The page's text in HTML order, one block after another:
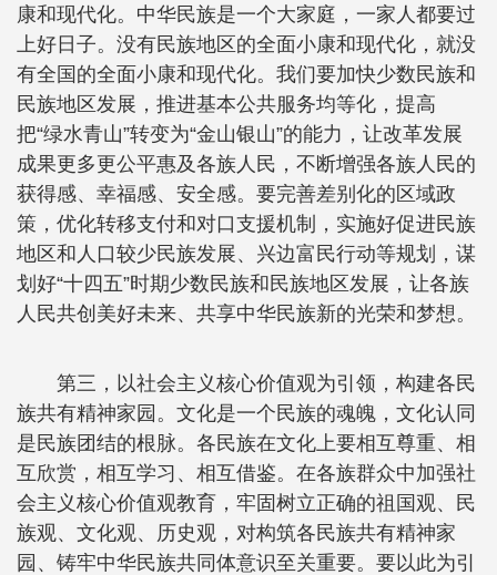
康和现代化。中华民族是一个大家庭，一家人都要过
上好日子。没有民族地区的全面小康和现代化，就没
有全国的全面小康和现代化。我们要加快少数民族和
民族地区发展，推进基本公共服务均等化，提高
把“绿水青山”转变为“金山银山”的能力，让改革发展
成果更多更公平惠及各族人民，不断增强各族人民的
获得感、幸福感、安全感。要完善差别化的区域政
策，优化转移支付和对口支援机制，实施好促进民族
地区和人口较少民族发展、兴边富民行动等规划，谋
划好“十四五”时期少数民族和民族地区发展，让各族
人民共创美好未来、共享中华民族新的光荣和梦想。
第三，以社会主义核心价值观为引领，构建各民
族共有精神家园。文化是一个民族的魂魄，文化认同
是民族团结的根脉。各民族在文化上要相互尊重、相
互欣赏，相互学习、相互借鉴。在各族群众中加强社
会主义核心价值观教育，牢固树立正确的祖国观、民
族观、文化观、历史观，对构筑各民族共有精神家
园、铸牢中华民族共同体意识至关重要。要以此为引